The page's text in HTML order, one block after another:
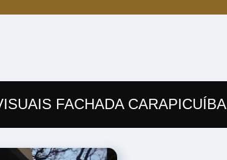
FACHADA CARAPICUÍBA